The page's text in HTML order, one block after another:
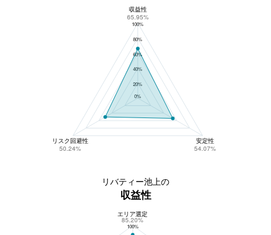
リバティー池上の総合評価
100%
80%
60%
40%
20%
0%
収益性
65.95%
リスク回避性
50.24%
安定性
54.07%
リバティー池上の
収益性
リバティー池上の収益性
100%
エリア選定
85.20%